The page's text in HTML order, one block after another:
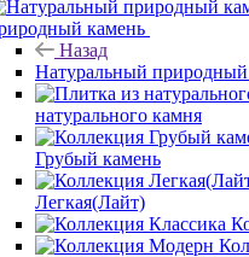
камень
Назад
Натуральный природный
натурального камня
Грубый камень
Легкая(Лайт)